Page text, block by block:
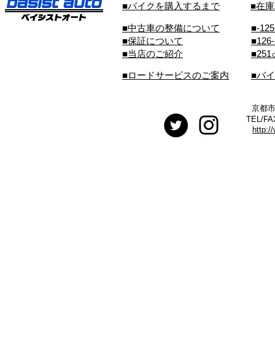
■バイクを購入するまで ■在
■中古車の整備について
■保証について
■当店のご紹介
■-
■251
■ロードサービスのご案内 ■バ
京都
TEL/